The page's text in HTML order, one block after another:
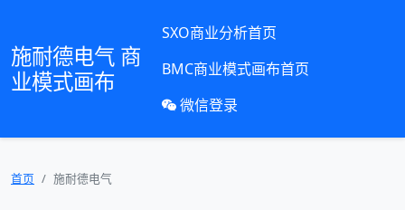
施耐德电气 商
业模式画布
SXO商业分析首页
BMC商业模式画布首页
微信登录
首页 施耐德电气